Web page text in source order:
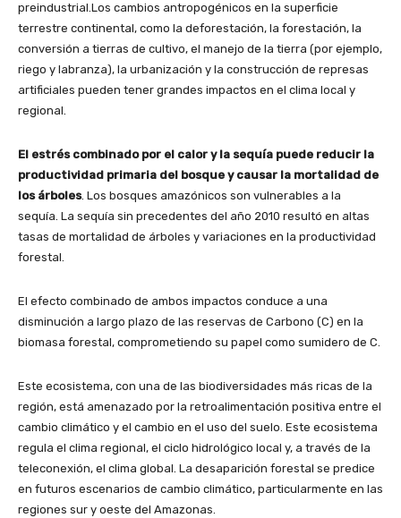
preindustrial.Los cambios antropogénicos en la superficie
terrestre continental, como la deforestación, la forestación, la
conversión a tierras de cultivo, el manejo de la tierra (por ejemplo,
riego y labranza), la urbanización y la construcción de represas
artificiales pueden tener grandes impactos en el clima local y
regional.
El estrés combinado por el calor y la sequía puede reducir la
productividad primaria del bosque y causar la mortalidad de
los árboles. Los bosques amazónicos son vulnerables a la
sequía. La sequía sin precedentes del año 2010 resultó en altas
tasas de mortalidad de árboles y variaciones en la productividad
forestal.
El efecto combinado de ambos impactos conduce a una
disminución a largo plazo de las reservas de Carbono (C) en la
biomasa forestal, comprometiendo su papel como sumidero de C.
Este ecosistema, con una de las biodiversidades más ricas de la
región, está amenazado por la retroalimentación positiva entre el
cambio climático y el cambio en el uso del suelo. Este ecosistema
regula el clima regional, el ciclo hidrológico local y, a través de la
teleconexión, el clima global. La desaparición forestal se predice
en futuros escenarios de cambio climático, particularmente en las
regiones sur y oeste del Amazonas.